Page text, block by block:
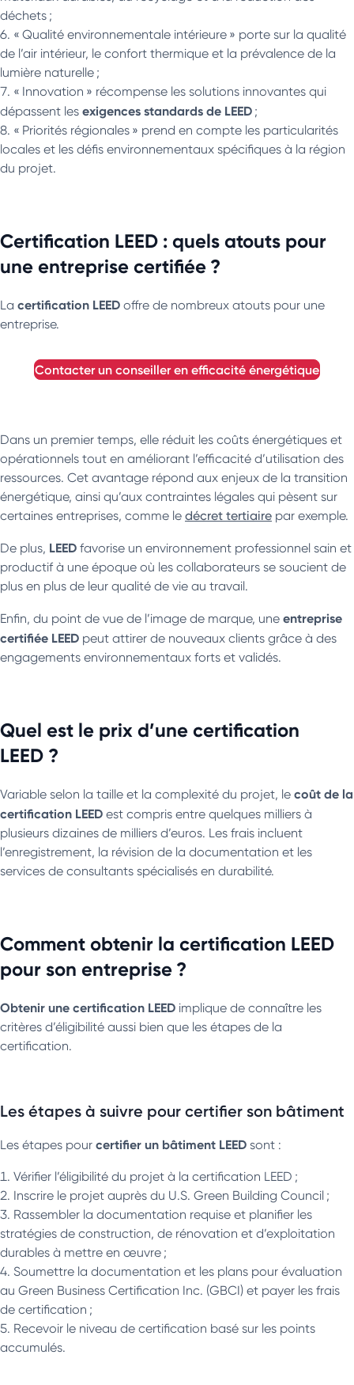
déchets ;
« Qualité environnementale intérieure » porte sur la qualité
de l’air intérieur, le confort thermique et la prévalence de la
lumière naturelle ;
« Innovation » récompense les solutions innovantes qui
dépassent les exigences standards de LEED ;
« Priorités régionales » prend en compte les particularités
locales et les défis environnementaux spécifiques à la région
du projet.
Certification LEED : quels atouts pour
une entreprise certifiée ?
La certification LEED offre de nombreux atouts pour une
entreprise.
contacter un conseiller en efficacité énergétique
Dans un premier temps, elle réduit les coûts énergétiques et
opérationnels tout en améliorant l’efficacité d’utilisation des
ressources. Cet avantage répond aux enjeux de la transition
énergétique, ainsi qu’aux contraintes légales qui pèsent sur
certaines entreprises, comme le décret tertiaire par exemple.
De plus, LEED favorise un environnement professionnel sain et
productif à une époque où les collaborateurs se soucient de
plus en plus de leur qualité de vie au travail.
Enfin, du point de vue de l’image de marque, une entreprise
certifiée LEED peut attirer de nouveaux clients grâce à des
engagements environnementaux forts et validés.
Quel est le prix d’une certification
LEED ?
Variable selon la taille et la complexité du projet, le coût de la
certification LEED est compris entre quelques milliers à
plusieurs dizaines de milliers d’euros. Les frais incluent
l’enregistrement, la révision de la documentation et les
services de consultants spécialisés en durabilité.
Comment obtenir la certification LEED
pour son entreprise ?
Obtenir une certification LEED implique de connaître les
critères d’éligibilité aussi bien que les étapes de la
certification.
Les étapes à suivre pour certifier son bâtiment
Les étapes pour certifier un bâtiment LEED sont :
Vérifier l’éligibilité du projet à la certification LEED ;
Inscrire le projet auprès du U.S. Green Building Council ;
Rassembler la documentation requise et planifier les
stratégies de construction, de rénovation et d’exploitation
durables à mettre en œuvre ;
Soumettre la documentation et les plans pour évaluation
au Green Business Certification Inc. (GBCI) et payer les frais
de certification ;
Recevoir le niveau de certification basé sur les points
accumulés.